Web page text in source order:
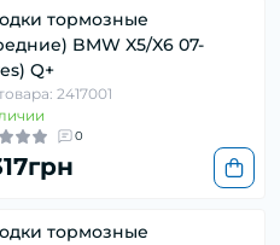
тормозные
BMW X5/X6 07-
Q+
2417001
0
тормозные